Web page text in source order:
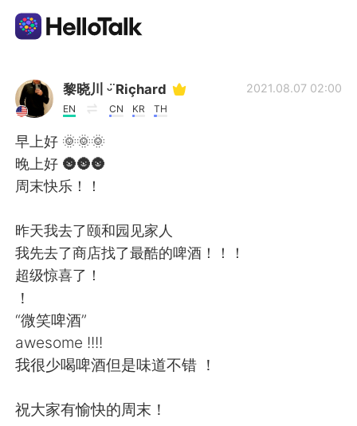
語学交換アプリ
AI Grammar Checker
日本語
English 简体中文
繁體中文
العربية
Deutsch 한국어
Русский ไทย
黎晓川 ᵕ̈ Riçhard
EN CN KR TH
2021.08.07 02:00
早上好 🌞🌞🌞
晚上好 🌚🌚🌚
周末快乐！！
昨天我去了颐和园见家人
我先去了商店找了最酷的啤酒！！！
超级惊喜了！
！
“微笑啤酒”
awesome !!!!
我很少喝啤酒但是味道不错 ！
祝大家有愉快的周末！